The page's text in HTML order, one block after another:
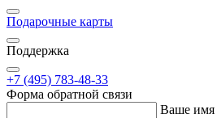
Подарочные карты
Поддержка
+7 (495) 783-48-33
Форма обратной связи
Ваше имя